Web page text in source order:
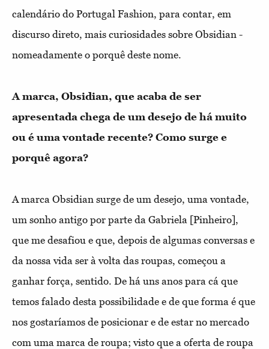
calendário do Portugal Fashion, para contar, em
discurso direto, mais curiosidades sobre Obsidian -
nomeadamente o porquê deste nome.
A marca, Obsidian, que acaba de ser
apresentada chega de um desejo de há muito
ou é uma vontade recente? Como surge e
porquê agora?
A marca Obsidian surge de um desejo, uma vontade,
um sonho antigo por parte da Gabriela [Pinheiro],
que me desafiou e que, depois de algumas conversas e
da nossa vida ser à volta das roupas, começou a
ganhar força, sentido. De há uns anos para cá que
temos falado desta possibilidade e de que forma é que
nos gostaríamos de posicionar e de estar no mercado
com uma marca de roupa; visto que a oferta de roupa